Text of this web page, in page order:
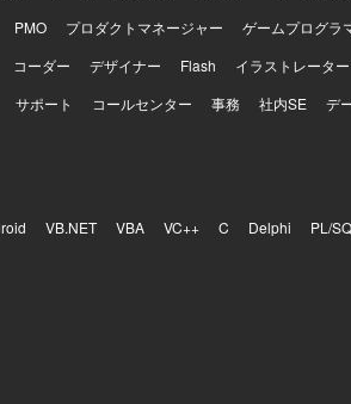
PMO プロダクトマネージャー ゲームプログラ
コーダー デザイナー Flash イラストレーター
サポート コールセンター 事務 社内SE デ
VB.NET VBA VC++ C Delphi PL/